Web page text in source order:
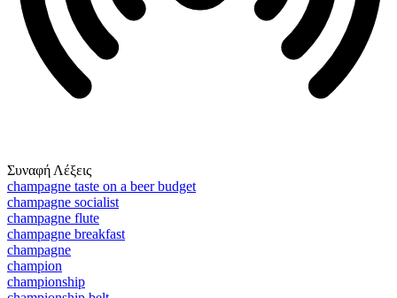
Συναφή Λέξεις
champagne taste on a beer budget
champagne socialist
champagne flute
champagne breakfast
champagne
champion
championship